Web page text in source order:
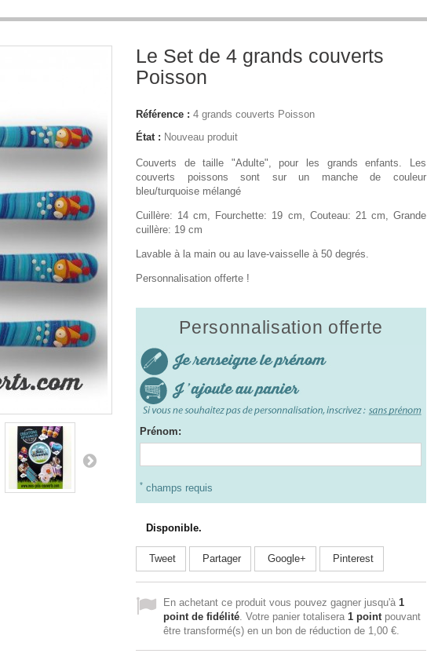
Le Set de 4 grands couverts
Poisson
Référence : 4 grands couverts Poisson
État : Nouveau produit
Couverts de taille "Adulte", pour les grands enfants. Les
couverts poissons sont sur un manche de couleur
bleu/turquoise mélangé
Cuillère: 14 cm, Fourchette: 19 cm, Couteau: 21 cm, Grande
cuillère: 19 cm
Lavable à la main ou au lave-vaisselle à 50 degrés.
Personnalisation offerte !
Personnalisation offerte
Prénom:
* champs requis
Disponible.
Tweet Partager Google+ Pinterest
En achetant ce produit vous pouvez gagner jusqu'à 1
point de fidélité. Votre panier totalisera 1 pointpouvant
être transformé(s) en un bon de réduction de 1,00 €.